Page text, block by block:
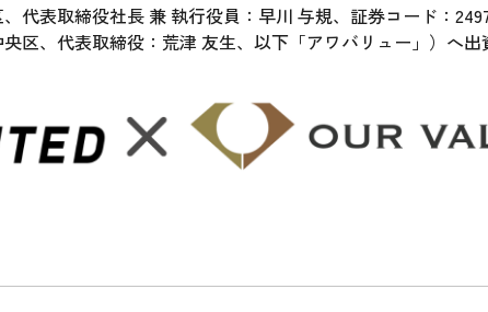
代表取締役社長 兼 執行役員：早川 与規、証券コード：
区、代表取締役：荒津 友生、以下「アワバリュー」）へ出